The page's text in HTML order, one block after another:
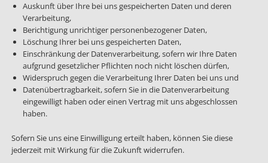
Auskunft über Ihre bei uns gespeicherten Daten und deren
Verarbeitung,
Berichtigung unrichtiger personenbezogener Daten,
Löschung Ihrer bei uns gespeicherten Daten,
Einschränkung der Datenverarbeitung, sofern wir Ihre Daten
aufgrund gesetzlicher Pflichten noch nicht löschen dürfen,
Widerspruch gegen die Verarbeitung Ihrer Daten bei uns und
Datenübertragbarkeit, sofern Sie in die Datenverarbeitung
eingewilligt haben oder einen Vertrag mit uns abgeschlossen
haben.
Sofern Sie uns eine Einwilligung erteilt haben, können Sie diese
jederzeit mit Wirkung für die Zukunft widerrufen.